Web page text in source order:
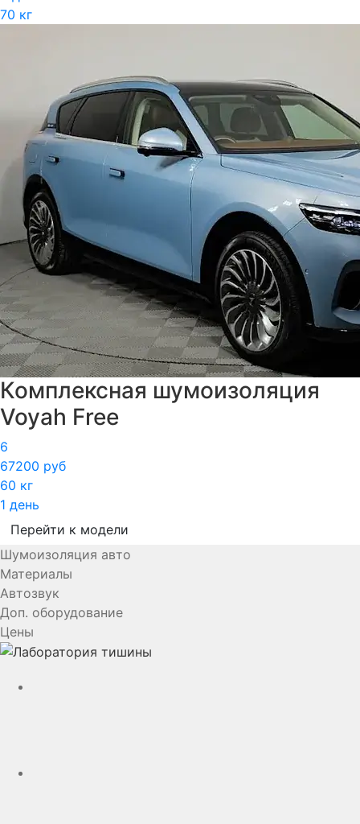
70 кг
Комплексная шумоизоляция
Voyah Free
6
67200 руб
60 кг
1 день
Перейти к модели
Шумоизоляция авто
Материалы
Автозвук
Доп. оборудование
Цены